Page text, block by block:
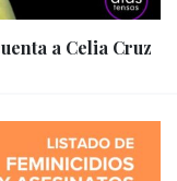
a Celia Cruz